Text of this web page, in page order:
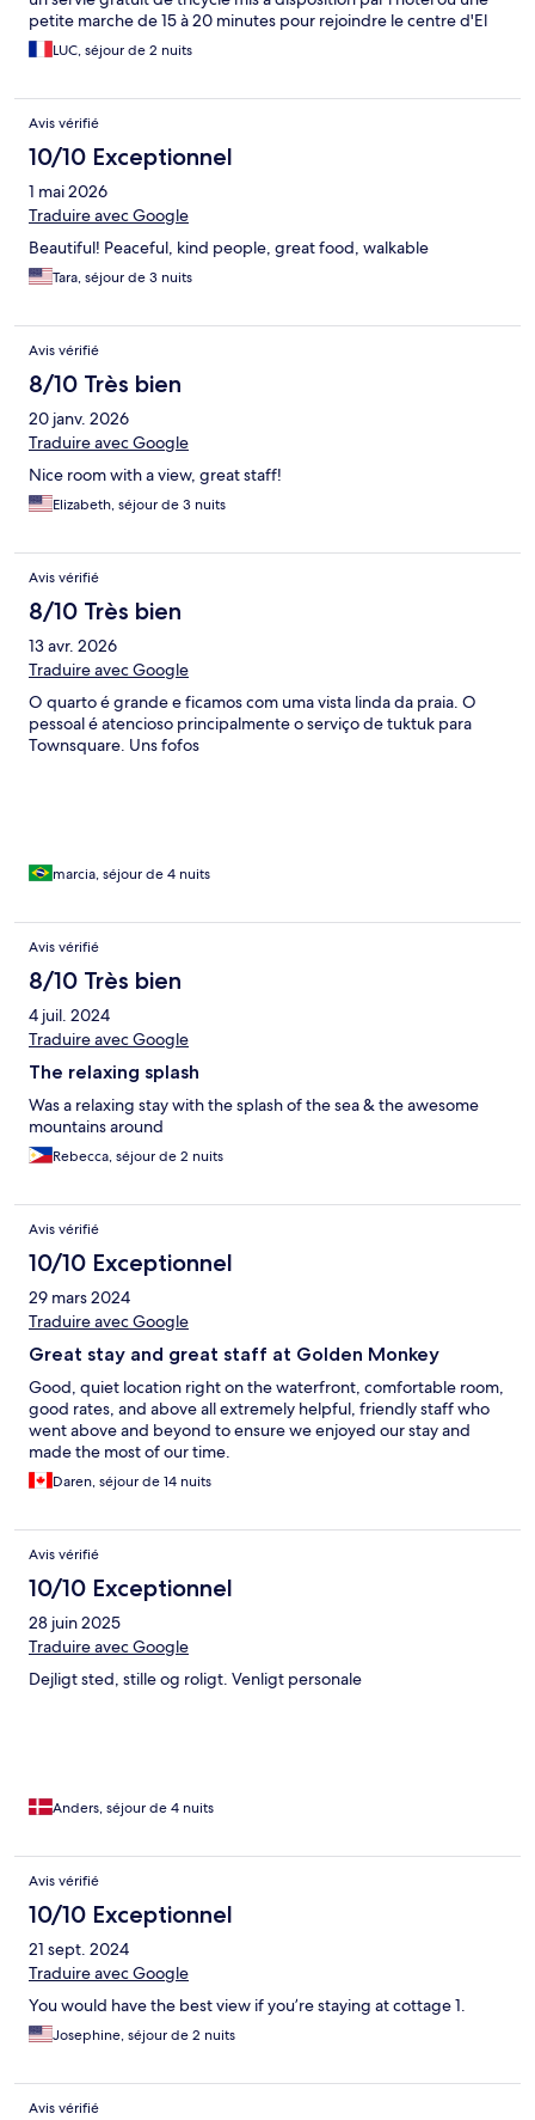
petite marche de 15 à 20 minutes pour rejoindre le centre d'El
Nido. Mais cela fait également parti du charme de cet endroit
une fois avertis. Sinon bungalow très propres et confortables.
LUC, séjour de 2 nuits
Avis vérifié
10/10 Exceptionnel
1 mai 2026
Traduire avec Google
Beautiful! Peaceful, kind people, great food, walkable
Tara, séjour de 3 nuits
Avis vérifié
8/10 Très bien
20 janv. 2026
Traduire avec Google
Nice room with a view, great staff!
Elizabeth, séjour de 3 nuits
Avis vérifié
8/10 Très bien
13 avr. 2026
Traduire avec Google
O quarto é grande e ficamos com uma vista linda da praia. O
pessoal é atencioso principalmente o serviço de tuktuk para
Townsquare. Uns fofos
marcia, séjour de 4 nuits
Avis vérifié
8/10 Très bien
4 juil. 2024
Traduire avec Google
The relaxing splash
Was a relaxing stay with the splash of the sea & the awesome
mountains around
Rebecca, séjour de 2 nuits
Avis vérifié
10/10 Exceptionnel
29 mars 2024
Traduire avec Google
Great stay and great staff at Golden Monkey
Good, quiet location right on the waterfront, comfortable room,
good rates, and above all extremely helpful, friendly staff who
went above and beyond to ensure we enjoyed our stay and
made the most of our time.
Daren, séjour de 14 nuits
Avis vérifié
10/10 Exceptionnel
28 juin 2025
Traduire avec Google
Dejligt sted, stille og roligt. Venligt personale
Anders, séjour de 4 nuits
Avis vérifié
10/10 Exceptionnel
21 sept. 2024
Traduire avec Google
You would have the best view if you’re staying at cottage 1.
Josephine, séjour de 2 nuits
Avis vérifié